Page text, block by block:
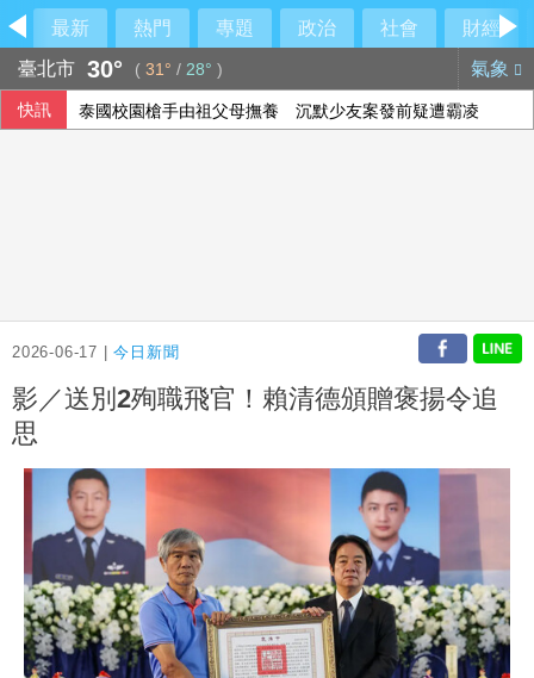
最新 熱門 專題 政治 社會
財經
臺北市 30° ( 31° / 28° ) 氣象
快訊 泰國校園槍手由祖父母撫養 沉默少友案發前疑遭霸凌
2026-06-17 |今日新聞
影／送別2殉職飛官！賴清德頒贈褒揚令追
思